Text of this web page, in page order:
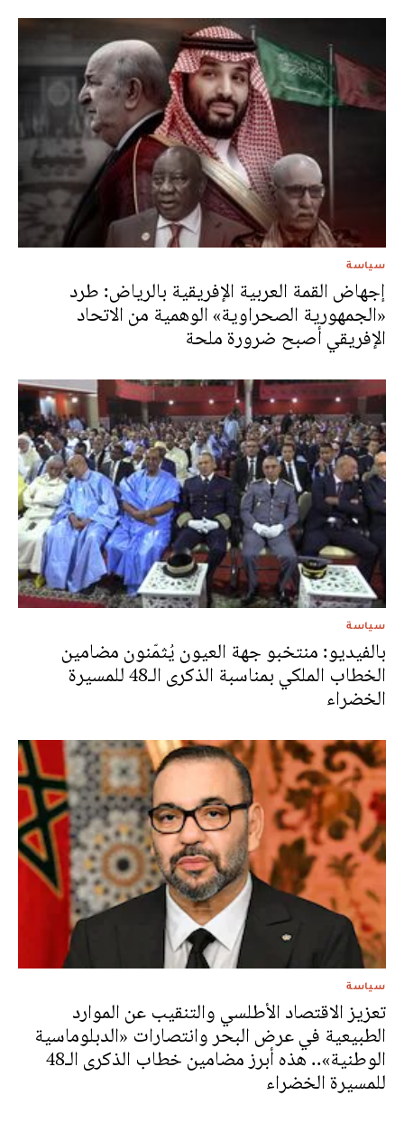
سياسة
إجهاض القمة العربية الإفريقية بالرياض: طرد
«الجمهورية الصحراوية» الوهمية من الاتحاد
الإفريقي أصبح ضرورة ملحة
سياسة
بالفيديو: منتخبو جهة العيون يُثمّنون مضامين
الخطاب الملكي بمناسبة الذكرى الـ48 للمسيرة
الخضراء
سياسة
تعزيز الاقتصاد الأطلسي والتنقيب عن الموارد
الطبيعية في عرض البحر وانتصارات «الدبلوماسية
الوطنية».. هذه أبرز مضامين خطاب الذكرى الـ48
للمسيرة الخضراء